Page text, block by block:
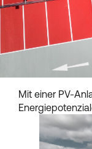
Mit einer PV-